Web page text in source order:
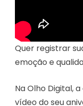
Quer registrar
emoção e
Na Olho Digital,
vídeo do seu